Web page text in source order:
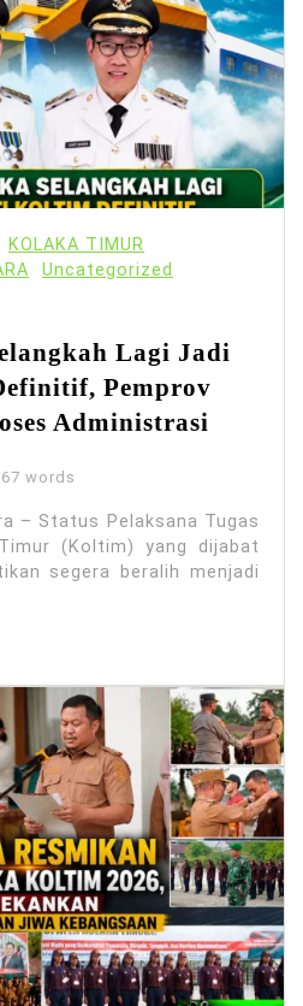
KOLAKA TIMUR
Uncategorized
Lagi Jadi
Pemprov
Administrasi
words
– Status Pelaksana Tugas
(Koltim) yang dijabat
segera beralih menjadi